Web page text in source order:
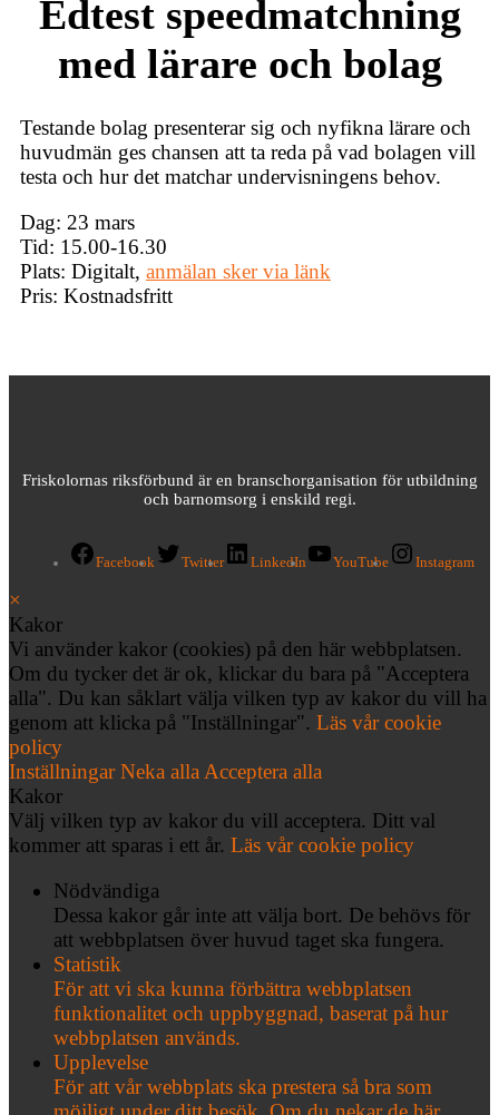
Edtest speedmatchning
med lärare och bolag
Testande bolag presenterar sig och nyfikna lärare och
huvudmän ges chansen att ta reda på vad bolagen vill
testa och hur det matchar undervisningens behov.
Dag: 23 mars
Tid: 15.00-16.30
Plats: Digitalt, anmälan sker via länk
Pris: Kostnadsfritt
Friskolornas riksförbund är en branschorganisation för utbildning
och barnomsorg i enskild regi.
Facebook Twitter LinkedIn YouTube Instagram
×
Kakor
Vi använder kakor (cookies) på den här webbplatsen.
Om du tycker det är ok, klickar du bara på "Acceptera
alla". Du kan såklart välja vilken typ av kakor du vill ha
genom att klicka på "Inställningar". Läs vår cookie
policy
InställningarNeka alla Acceptera alla
Kakor
Välj vilken typ av kakor du vill acceptera. Ditt val
kommer att sparas i ett år. Läs vår cookie policy
Nödvändiga
Dessa kakor går inte att välja bort. De behövs för
att webbplatsen över huvud taget ska fungera.
Statistik
För att vi ska kunna förbättra webbplatsen
funktionalitet och uppbyggnad, baserat på hur
webbplatsen används.
Upplevelse
För att vår webbplats ska prestera så bra som